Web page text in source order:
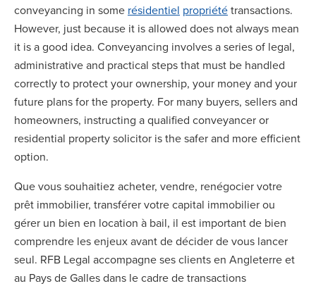
conveyancing in some résidentiel propriététransactions.
However, just because it is allowed does not always mean
it is a good idea. Conveyancing involves a series of legal,
administrative and practical steps that must be handled
correctly to protect your ownership, your money and your
future plans for the property. For many buyers, sellers and
homeowners, instructing a qualified conveyancer or
residential property solicitor is the safer and more efficient
option.
Que vous souhaitiez acheter, vendre, renégocier votre
prêt immobilier, transférer votre capital immobilier ou
gérer un bien en location à bail, il est important de bien
comprendre les enjeux avant de décider de vous lancer
seul. RFB Legal accompagne ses clients en Angleterre et
au Pays de Galles dans le cadre de transactions